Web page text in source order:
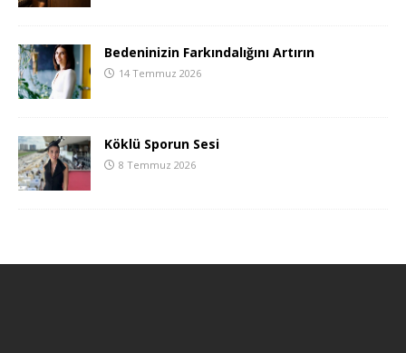
Bedeninizin Farkındalığını Artırın
14 Temmuz 2026
Köklü Sporun Sesi
8 Temmuz 2026